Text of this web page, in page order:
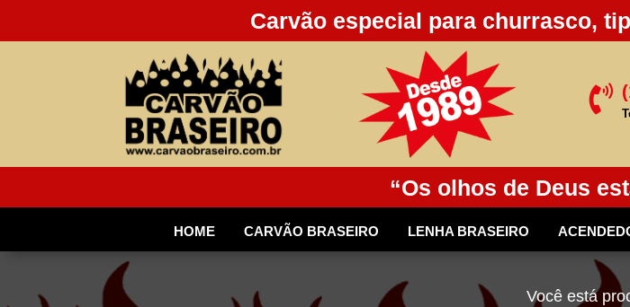
Carvão especial para churrasco,

“Os olhos de Deus
HOME CARVÃO BRASEIRO LENHA BRASEIRO
Você está